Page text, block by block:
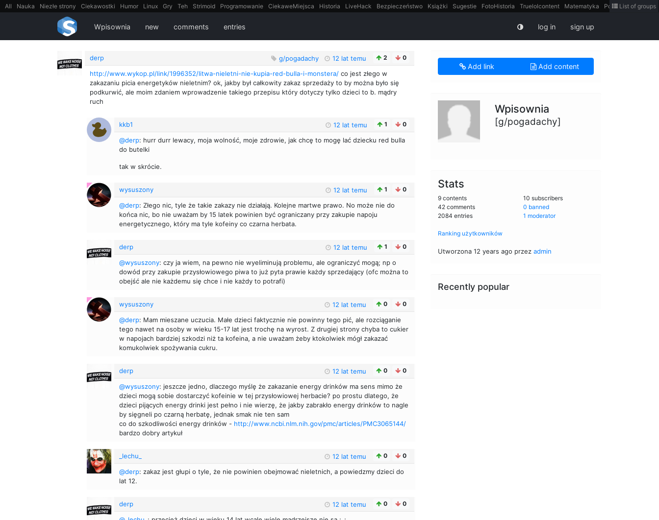
All Nauka Niezłe strony Ciekawostki Humor Linux Gry Teh Strimoid Programowanie CiekaweMiejsca Historia LiveHack Bezpieczeństwo Książki Sugestie FotoHistoria Truelolcontent Matematyka Polska
intern
FilmyDokumentalne
List of groups
Wpisownia new comments entries log in sign up
derp g/pogadachy 12 lat temu 2 0
http://www.wykop.pl/link/1996352/litwa-nieletni-nie-kupia-red-bulla-i-monstera/ co jest złego w
zakazaniu picia energetyków nieletnim? ok, jakby był całkowity zakaz sprzedaży to by można było się
podkurwić, ale moim zdaniem wprowadzenie takiego przepisu który dotyczy tylko dzieci to b. mądry
ruch
kkb1 12 lat temu 1 0
@derp: hurr durr lewacy, moja wolność, moje zdrowie, jak chcę to mogę lać dziecku red bulla
do butelki
tak w skrócie.
wysuszony 12 lat temu 1 0
@derp: Złego nic, tyle że takie zakazy nie działają. Kolejne martwe prawo. No może nie do
końca nic, bo nie uważam by 15 latek powinien być ograniczany przy zakupie napoju
energetycznego, który ma tyle kofeiny co czarna herbata.
derp 12 lat temu 1 0
@wysuszony: czy ja wiem, na pewno nie wyeliminują problemu, ale ograniczyć mogą; np o
dowód przy zakupie przysłowiowego piwa to już pyta prawie każdy sprzedający (ofc można to
obejść ale nie każdemu się chce i nie każdy to potrafi)
wysuszony 12 lat temu 0 0
@derp: Mam mieszane uczucia. Małe dzieci faktycznie nie powinny tego pić, ale rozciąganie
tego nawet na osoby w wieku 15-17 lat jest trochę na wyrost. Z drugiej strony chyba to cukier
w napojach bardziej szkodzi niż ta kofeina, a nie uważam żeby ktokolwiek mógł zakazać
komukolwiek spożywania cukru.
derp 12 lat temu 0 0
@wysuszony: jeszcze jedno, dlaczego myślę że zakazanie energy drinków ma sens mimo że
dzieci mogą sobie dostarczyć kofeinie w tej przysłowiowej herbacie? po prostu dlatego, że
dzieci pijących energy drinki jest pełno i nie wierzę, że jakby zabrakło energy drinków to nagle
by sięgneli po czarną herbatę, jednak smak nie ten sam
co do szkodliwości energy drinków - http://www.ncbi.nlm.nih.gov/pmc/articles/PMC3065144/
bardzo dobry artykuł
_lechu_ 12 lat temu 0 0
@derp: zakaz jest głupi o tyle, że nie powinien obejmować nieletnich, a powiedzmy dzieci do
lat 12.
derp 12 lat temu 0 0
Add link Add content
Wpisownia
[g/pogadachy]
Stats
9 contents
42 comments
2084 entries
10 subscribers
0 banned
1 moderator
Ranking użytkowników
Utworzona 12 years ago przez admin
Recently popular